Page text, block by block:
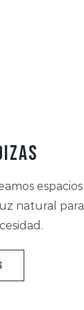
espacios
natural para